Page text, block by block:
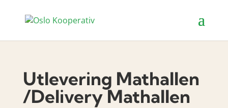
Utlevering Mathallen
/Delivery Mathallen